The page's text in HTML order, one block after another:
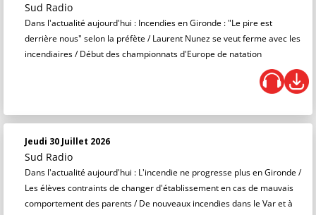
Sud Radio
Dans l'actualité aujourd'hui : Incendies en Gironde : "Le pire est
derrière nous" selon la préfète / Laurent Nunez se veut ferme avec les
incendiaires / Début des championnats d'Europe de natation
Jeudi 30 Juillet 2026
Sud Radio
Dans l'actualité aujourd'hui : L'incendie ne progresse plus en Gironde /
Les élèves contraints de changer d'établissement en cas de mauvais
comportement des parents / De nouveaux incendies dans le Var et à